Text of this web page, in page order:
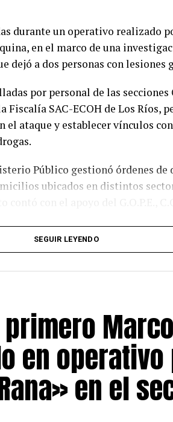
durante un operativo realizado
en el marco de una
dejó a dos personas con lesiones
por personal de las secciones
Fiscalía SAC-ECOH de Los Ríos,
el ataque y establecer vínculos
Público gestionó órdenes de
ubicados en distintos
Carabineros detuvo a cinco
353 envoltorios de papel
con marihuana elaborada, tres
Nissan Tiida y $31.510 en efectivo.
dos pistolas de aire
15 balines de acero, una vaina
marca CBC, elementos que
SEGUIR LEYENDO
en operativo
en el